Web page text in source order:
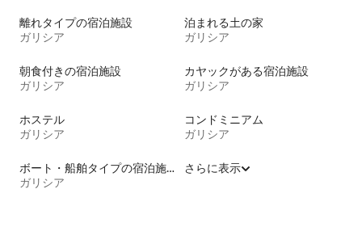
離れタイプの宿泊施設
ガリシア
泊まれる土の家
ガリシア
朝食付きの宿泊施設
ガリシア
カヤックがある宿泊施設
ガリシア
ホステル
ガリシア
コンドミニアム
ガリシア
ボート・船舶タイプの宿泊施設
ガリシア
さらに表示